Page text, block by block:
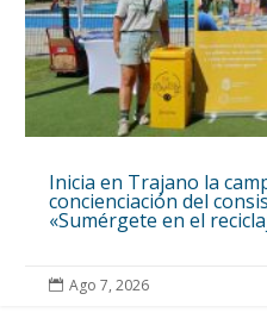
Inicia en Trajano la
concienciación del
«Sumérgete en el
 Ago 7, 2026